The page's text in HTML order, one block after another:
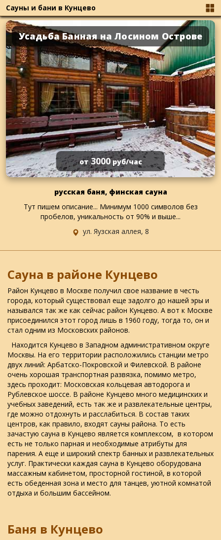
Сауны и бани в Кунцево
Усадьба Банная на Лосином Острове
от3000руб/час
русская баня, финская сауна
Тут пишем описание... Минимум 1000 символов без
пробелов, уникальность от 90% и выше...
ул. Яузская аллея, 8
Сауна в районе Кунцево
Район Кунцево в Москве получил свое название в честь
города, который существовал еще задолго до нашей эры и
назывался так же как сейчас район Кунцево. А вот к Москве
присоединился этот город лишь в 1960 году, тогда то, он и
стал одним из Московских районов.
Находится Кунцево в Западном административном округе
Москвы. На его территории расположились станции метро
двух линий: Арбатско-Покровской и Филевской. В районе
очень хорошая транспортная развязка, помимо метро,
здесь проходит: Московская кольцевая автодорога и
Рублевское шоссе. В районе Кунцево много медицинских и
учебных заведений, есть так же и развлекательные центры,
где можно отдохнуть и расслабиться. В состав таких
центров, как правило, входят сауны района. То есть
зачастую сауна в Кунцево является комплексом, в котором
есть не только парная и необходимые атрибуты для
парения. А еще и широкий спектр банных и развлекательных
услуг. Практически каждая сауна в Кунцево оборудована
массажным кабинетом, просторной гостиной, в которой
есть обеденная зона и место для танцев, уютной комнатой
отдыха и большим бассейном.
Баня в Кунцево